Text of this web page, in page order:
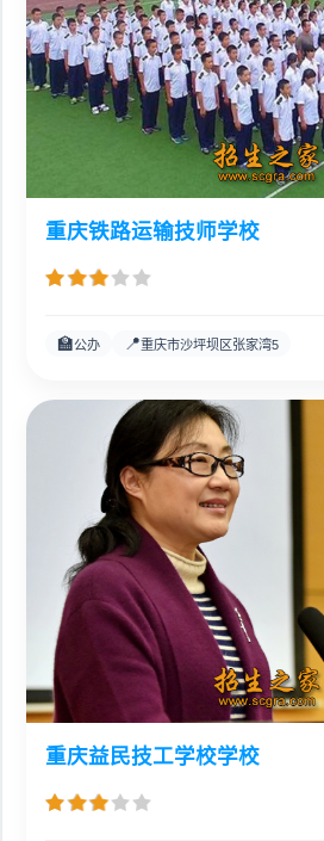
重庆铁路运输技师学校
🏫公办 📍重庆市沙坪坝区张家湾5
重庆益民技工学校学校